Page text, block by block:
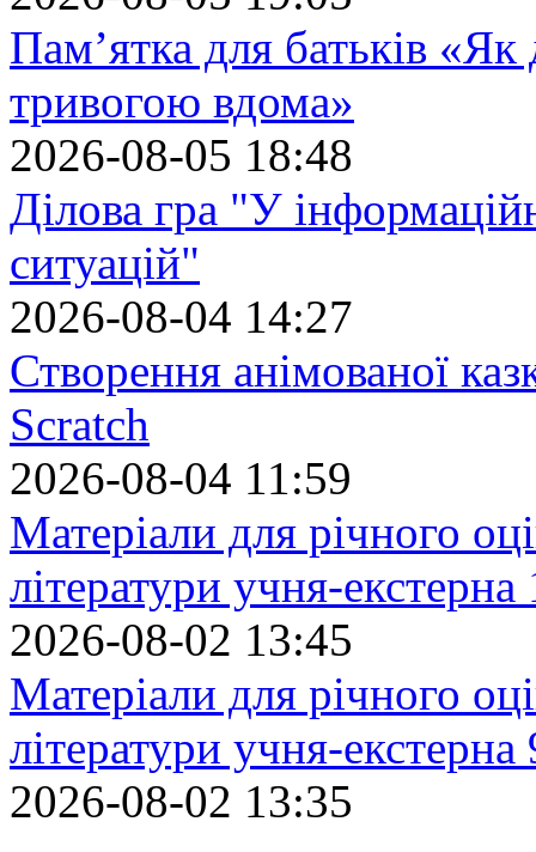
Пам’ятка для батьків
тривогою вдома»
2026-08-05 18:48
Ділова гра "У
ситуацій"
2026-08-04 14:27
Створення анімованої
Scratch
2026-08-04 11:59
Матеріали для річного
літератури учня-екстерна
2026-08-02 13:45
Матеріали для річного
літератури учня-екстерна
2026-08-02 13:35